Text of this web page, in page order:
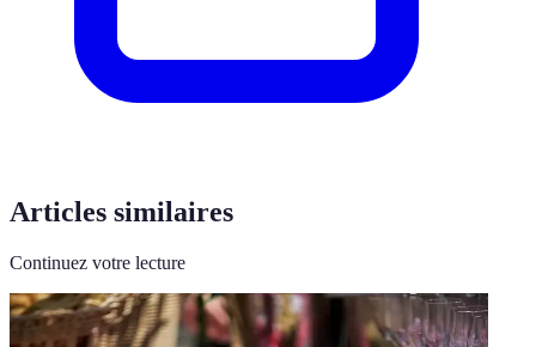
Articles similaires
Continuez votre lecture